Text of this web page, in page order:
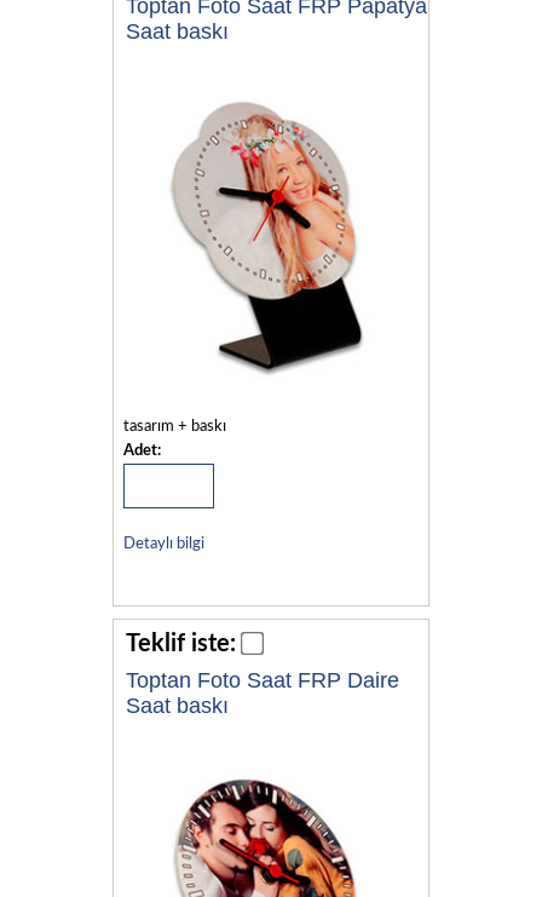
Toptan Foto Saat FRP Papatya
Saat baskı
tasarım + baskı
Adet:
Detaylı bilgi
Teklif iste:
Toptan Foto Saat FRP Daire
Saat baskı